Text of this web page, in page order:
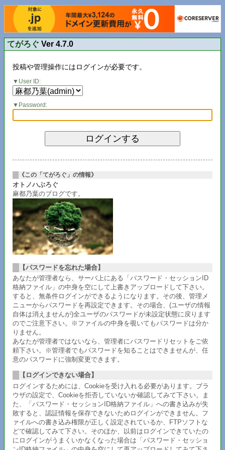
てがろぐ Ver 4.7.0
投稿や管理操作にはログインが必要です。
User ID:
Password:
《この「てがろぐ」の情報》
オトノハぶろぐ
麻都乃葉のブログです。
【パスワードを忘れた場合】
あなたが管理者なら、サーバ上にある「パスワード・セッションID
格納ファイル」の中身を空にして上書きアップロードして下さい。
すると、無条件ログインができるようになります。その後、管理メ
ニューからパスワードを再設定できます。その場合、(ユーザの情報
自体は消えませんが)全ユーザのパスワードが未設定状態に戻ります
のでご注意下さい。※ファイルの中身を覗いてもパスワードは分か
りません。
あなたが管理者ではないなら、管理者にパスワードリセットをご依
頼下さい。※管理者でもパスワードを知ることはできませんが、任
意のパスワードに強制変更できます。
【ログインできない場合】
ログインするためには、Cookieを受け入れる必要があります。ブラ
ウザの設定で、Cookieを拒否していないか確認してみて下さい。ま
た、「パスワード・セッションID格納ファイル」への書き込みが失
敗すると、認証情報を保存できないためログインができません。フ
ァイルへの書き込み権限が正しく設定されているか、FTPソフトな
どで確認してみて下さい。そのほか、以前はログインできていたの
にログインがうまくいかなくなった場合は「パスワード・セッショ